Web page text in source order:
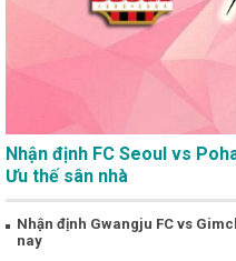
Nhận định FC Seoul vs
Ưu thế sân nhà
Nhận định Gwangju FC vs
nay